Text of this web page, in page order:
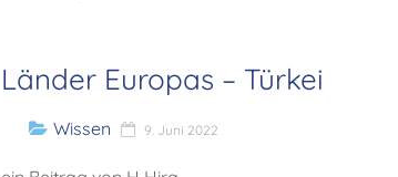
Länder Europas – Türkei
Wissen 9. Juni 2022